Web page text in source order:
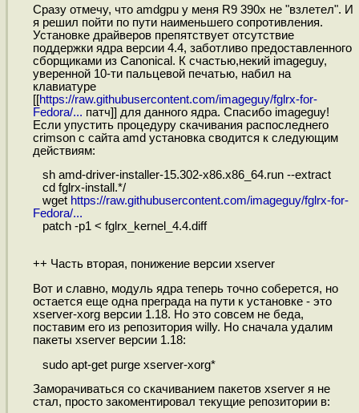
Сразу отмечу, что amdgpu у меня R9 390x не "взлетел". И
я решил пойти по пути наименьшего сопротивления.
Установке драйверов препятствует отсутствие
поддержки ядра версии 4.4, заботливо предоставленного
сборщиками из Canonical. К счастью,некий imageguy,
уверенной 10-ти пальцевой печатью, набил на
клавиатуре
[[https://raw.githubusercontent.com/imageguy/fglrx-for-
Fedora/... патч]] для данного ядра. Спасибо imageguy!
Если упустить процедуру скачивания распоследнего
crimson с сайта amd установка сводится к следующим
действиям:
sh amd-driver-installer-15.302-x86.x86_64.run --extract
cd fglrx-install.*/
wget https://raw.githubusercontent.com/imageguy/fglrx-for-
Fedora/...
patch -p1 < fglrx_kernel_4.4.diff
++ Часть вторая, понижение версии xserver
Вот и славно, модуль ядра теперь точно соберется, но
остается еще одна преграда на пути к установке - это
xserver-xorg версии 1.18. Но это совсем не беда,
поставим его из репозитория willy. Но сначала удалим
пакеты xserver версии 1.18:
sudo apt-get purge xserver-xorg*
Заморачиваться со скачиванием пакетов xserver я не
стал, просто закоментировал текущие репозитории в: